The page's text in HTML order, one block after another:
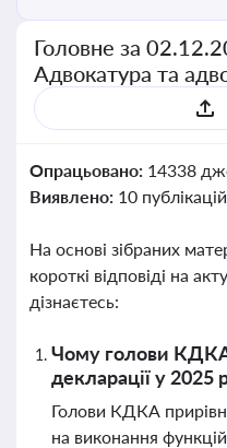
Головне за
Адвокатура та
Опрацьовано: 14338
Виявлено: 10
На основі зібраних
короткі відповіді на
дізнаєтесь:
Чому голови КДКА
декларації у 2025
Голови КДКА
на виконання